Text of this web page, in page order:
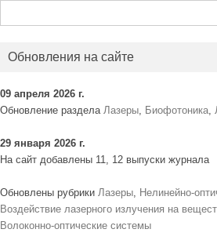
Обновления на сайте
09 апреля 2026 г.
Обновление раздела Лазеры, Биофотоника,
29 января 2026 г.
На сайт добавлены 11, 12 выпуски журнала
Обновлены рубрики Лазеры, Нелинейно-
Воздействие лазерного излучения на
Волоконно-оптические системы